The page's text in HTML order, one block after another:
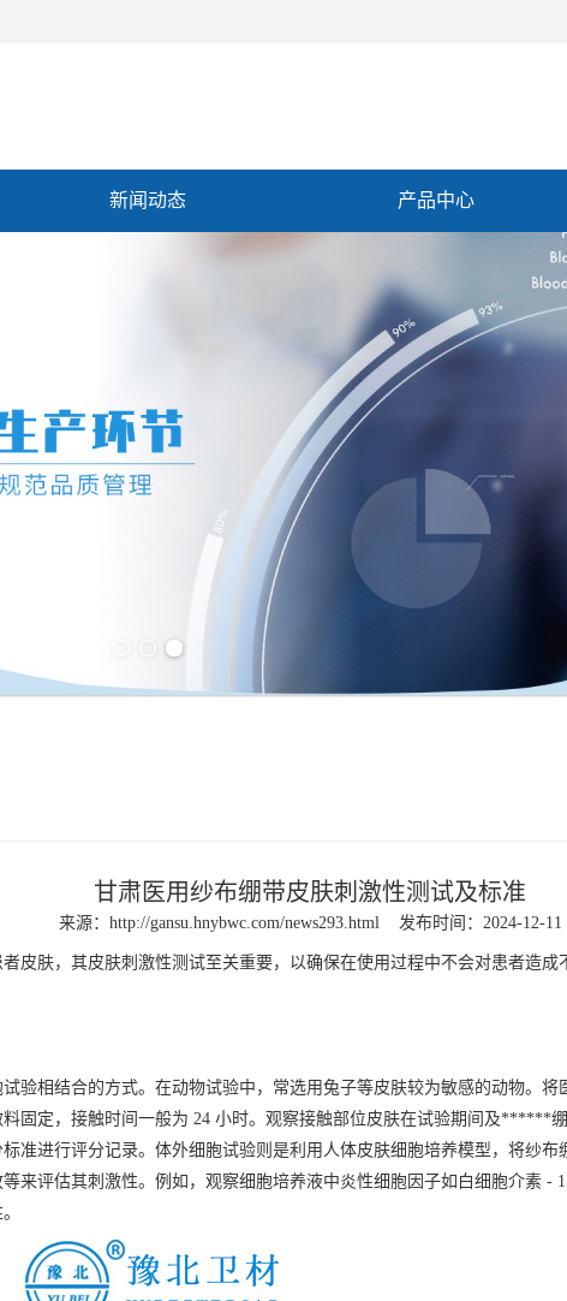
新闻动态 产品中心
甘肃医用纱布绷带皮肤刺激性测试及标准
来源： http://gansu.hnybwc.com/news293.html 发布时间：2024-12-11
皮肤，其皮肤刺激性测试至关重要，以确保在使用过程中不会对患者造成
相结合的方式。在动物试验中，常选用兔子等皮肤较为敏感的动物。将
固定，接触时间一般为 24 小时。观察接触部位皮肤在试验期间及******
准进行评分记录。体外细胞试验则是利用人体皮肤细胞培养模型，将纱
来评估其刺激性。例如，观察细胞培养液中炎性细胞因子如白细胞介素 -